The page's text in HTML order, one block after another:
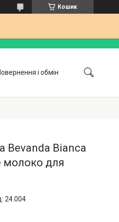
Кошик
і обмін
Bevanda Bianca
молоко для
24.004